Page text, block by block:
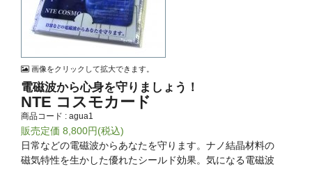
画像をクリックして拡大できます。
電磁波から心身を守りましょう！
NTE コスモカード
商品コード : agua1
販売定価 8,800円(税込)
日常などの電磁波からあなたを守ります。ナノ結晶材料の
磁気特性を生かした優れたシールド効果。気になる電磁波